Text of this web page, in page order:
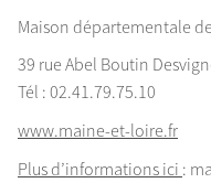
Maison départementale
39 rue Abel Boutin
Tél : 02.41.79.75.10
www.maine-et-loire.fr
Plus d’informations ici :